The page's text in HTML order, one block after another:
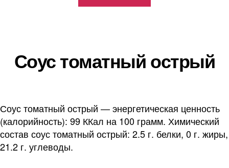
Соус томатный острый
Соус томатный острый — энергетическая ценность
(калорийность): 99 ККал на 100 грамм. Химический
состав соус томатный острый: 2.5 г. белки, 0 г. жиры,
21.2 г. углеводы.